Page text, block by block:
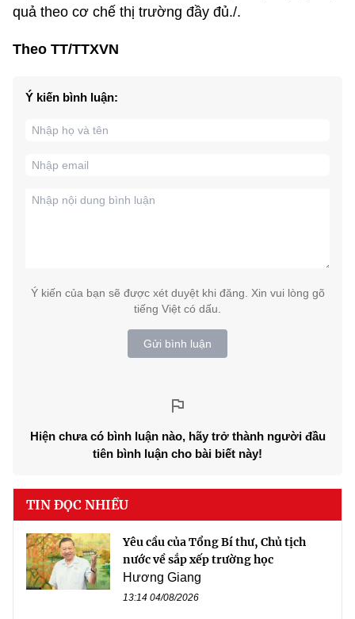
quả theo cơ chế thị trường đầy đủ./.
Theo TT/TTXVN
Ý kiến bình luận:
Ý kiến của bạn sẽ được xét duyệt khi đăng. Xin vui lòng gõ
tiếng Việt có dấu.
Gửi bình luận
Hiện chưa có bình luận nào, hãy trở thành người đầu
tiên bình luận cho bài biết này!
TIN ĐỌC NHIỀU
Yêu cầu của Tổng Bí thư, Chủ tịch
nước về sắp xếp trường học
Hương Giang
13:14 04/08/2026